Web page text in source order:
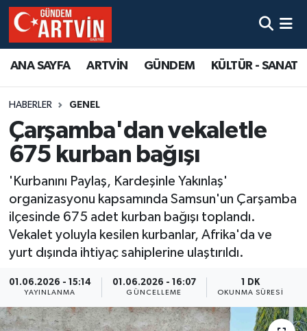
ANA SAYFA ARTVİN GÜNDEM KÜLTÜR - SANAT
HABERLER GENEL
Çarşamba'dan vekaletle
675 kurban bağışı
'Kurbanını Paylaş, Kardeşinle Yakınlaş'
organizasyonu kapsamında Samsun'un Çarşamba
ilçesinde 675 adet kurban bağışı toplandı.
Vekalet yoluyla kesilen kurbanlar, Afrika'da ve
yurt dışında ihtiyaç sahiplerine ulaştırıldı.
01.06.2026 - 15:14
YAYINLANMA
01.06.2026 - 16:07
GÜNCELLEME
1 DK
OKUNMA SÜRESI